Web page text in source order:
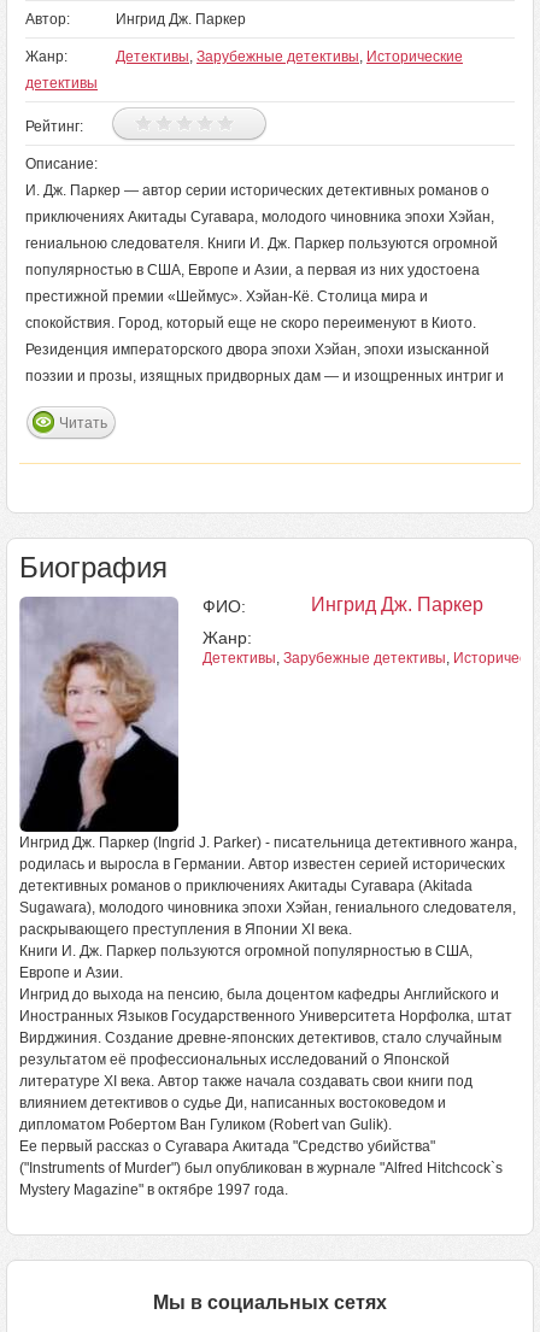
Автор: Ингрид Дж. Паркер
Жанр: Детективы, Зарубежные детективы, Исторические
детективы
Рейтинг:
Описание:
И. Дж. Паркер — автор серии исторических детективных романов о
приключениях Акитады Сугавара, молодого чиновника эпохи Хэйан,
гениальною следователя. Книги И. Дж. Паркер пользуются огромной
популярностью в США, Европе и Азии, а первая из них удостоена
престижной премии «Шеймус». Хэйан-Кё. Столица мира и
спокойствия. Город, который еще не скоро переименуют в Киото.
Резиденция императорского двора эпохи Хэйан, эпохи изысканной
поэзии и прозы, изящных придворных дам — и изощренных интриг и
Читать
Биография
ФИО: Ингрид Дж. Паркер
Жанр:
Детективы, Зарубежные детективы,
Ингрид Дж. Паркер (Ingrid J. Parker) - писательница детективного жанра,
родилась и выросла в Германии. Автор известен серией исторических
детективных романов о приключениях Акитады Сугавара (Akitada
Sugawara), молодого чиновника эпохи Хэйан, гениального следователя,
раскрывающего преступления в Японии XI века.
Книги И. Дж. Паркер пользуются огромной популярностью в США,
Европе и Азии.
Ингрид до выхода на пенсию, была доцентом кафедры Английского и
Иностранных Языков Государственного Университета Норфолка, штат
Вирджиния. Создание древне-японских детективов, стало случайным
результатом её профессиональных исследований о Японской
литературе XI века. Автор также начала создавать свои книги под
влиянием детективов о судье Ди, написанных востоковедом и
дипломатом Робертом Ван Гуликом (Robert van Gulik).
Ее первый рассказ о Сугавара Акитада "Средство убийства"
("Instruments of Murder") был опубликован в журнале "Alfred Hitchcock`s
Mystery Magazine" в октябре 1997 года.
Мы в социальных сетях